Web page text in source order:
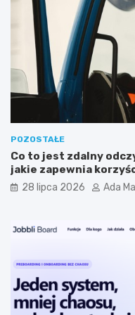
m
?
POZOSTAŁE
Co to jest zdalny
jakie zapewnia
28 lipca 2026 Ada